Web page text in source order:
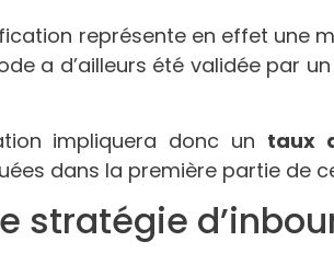
représente en effet une
a d’ailleurs été validée par
impliquera donc un taux
dans la première partie de
stratégie